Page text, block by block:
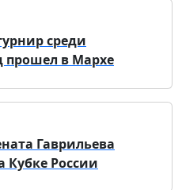
среди
прошел в Мархе
Гаврильева
Кубке России